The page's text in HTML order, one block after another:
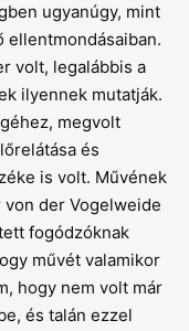
ugyanúgy, mint
ellentmondásaiban.
volt, legalábbis a
ilyennek mutatják.
megvolt
és
is volt. Művének
der Vogelweide
fogódzóknak
művét valamikor
hogy nem volt már
és talán ezzel